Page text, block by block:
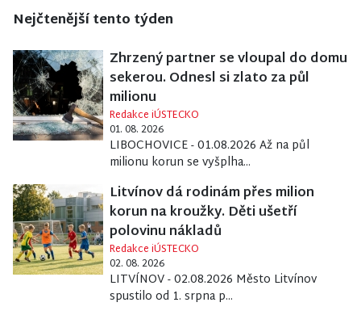
Nejčtenější tento týden
Zhrzený partner se vloupal do domu
sekerou. Odnesl si zlato za půl
milionu
Redakce iÚSTECKO
01. 08. 2026
LIBOCHOVICE - 01.08.2026 Až na půl
milionu korun se vyšplha...
Litvínov dá rodinám přes milion
korun na kroužky. Děti ušetří
polovinu nákladů
Redakce iÚSTECKO
02. 08. 2026
LITVÍNOV - 02.08.2026 Město Litvínov
spustilo od 1. srpna p...